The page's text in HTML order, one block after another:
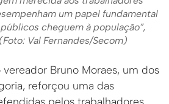
um papel fundamental
cheguem à população”,
Val Fernandes/Secom)
Bruno Moraes, um dos
reforçou uma das
pelos trabalhadores